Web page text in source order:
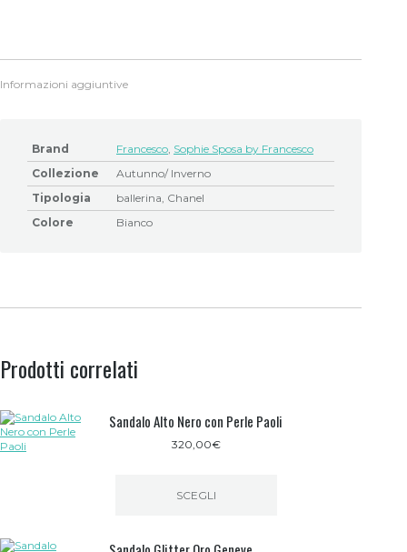
Informazioni aggiuntive
Brand Francesco, Sophie Sposa by Francesco
Collezione
Autunno/ Inverno
Tipologia
ballerina, Chanel
Colore
Bianco
Prodotti correlati
Sandalo Alto Nero con Perle Paoli
320,00€
SCEGLI